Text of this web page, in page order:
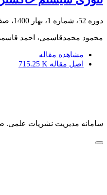
دوره 52، شماره 1، بهار 1400، صفحه
محمود محمدقاسمی، احمد
مشاهده مقاله
اصل مقاله 715.25 K
سامانه مدیریت نشریات علمی.